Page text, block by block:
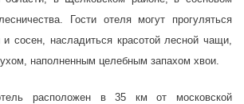
Гости отеля могут прогуляться
сосен, насладиться красотой лесной чащи,
наполненным целебным запахом хвои.
расположен в 35 км от московской